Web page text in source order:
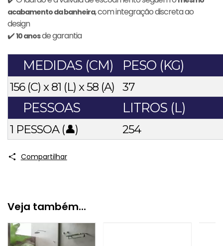
acabamento da banheira, com integração discreta ao
design
✔️10 anosde garantia
MEDIDAS (CM) PESO (KG)
156 (C) x 81 (L) x 58 (A) 37
PESSOAS LITROS (L)
1 PESSOA (👤) 254
Compartilhar
Veja também...